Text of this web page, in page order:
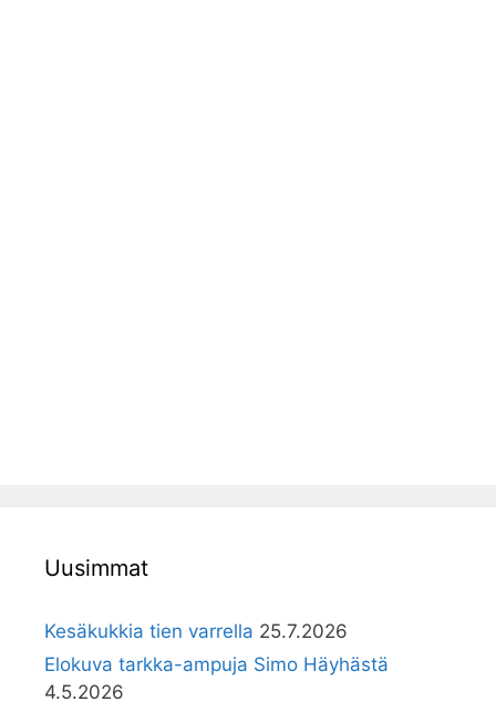
Uusimmat
Kesäkukkia tien varrella 25.7.2026
Elokuva tarkka-ampuja Simo Häyhästä
4.5.2026